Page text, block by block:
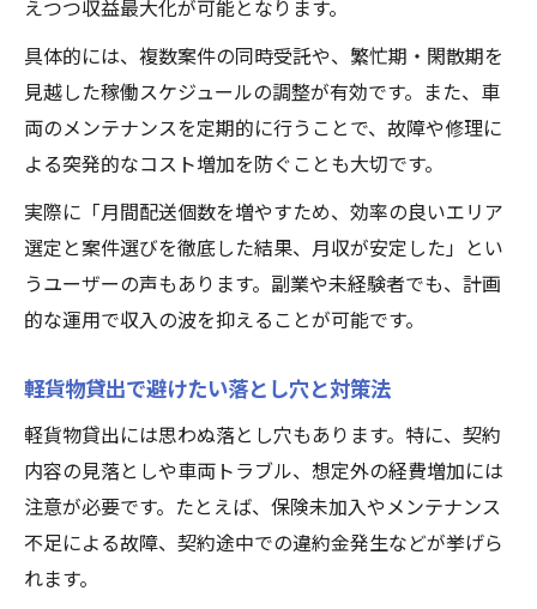
えつつ収益最大化が可能となります。
具体的には、複数案件の同時受託や、繁忙期・閑散期を
見越した稼働スケジュールの調整が有効です。また、車
両のメンテナンスを定期的に行うことで、故障や修理に
よる突発的なコスト増加を防ぐことも大切です。
実際に「月間配送個数を増やすため、効率の良いエリア
選定と案件選びを徹底した結果、月収が安定した」とい
うユーザーの声もあります。副業や未経験者でも、計画
的な運用で収入の波を抑えることが可能です。
軽貨物貸出で避けたい落とし穴と対策法
軽貨物貸出には思わぬ落とし穴もあります。特に、契約
内容の見落としや車両トラブル、想定外の経費増加には
注意が必要です。たとえば、保険未加入やメンテナンス
不足による故障、契約途中での違約金発生などが挙げら
れます。